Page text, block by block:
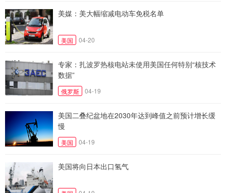
美媒：美大幅缩减电动车免税名单
美国 04-20
专家：扎波罗热核电站未使用美国任何特别“核技术
数据”
俄罗斯 04-19
美国二叠纪盆地在2030年达到峰值之前预计增长缓
慢
美国 04-19
美国将向日本出口氢气